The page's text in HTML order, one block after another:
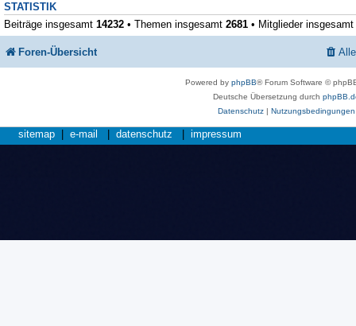
STATISTIK
Beiträge insgesamt 14232 • Themen insgesamt 2681 • Mitglieder insgesamt
Foren-Übersicht
Powered byphpBB® Forum Software ©
Deutsche Übersetzung durch
Datenschutz| Nutzungsbedingungen
sitemap e-mail datenschutz impressum